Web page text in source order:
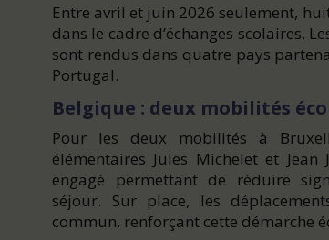
Entre avril et juin 2026 seulement,
dans le cadre d’échanges scolaires.
sont rendus dans quatre pays
Portugal.
Belgique : deux mobilités
Pour les deux mobilités à
élémentaires Jules Michelet et
engagé permettant de réduire
séjour. Sur place, les
commun, renforçant cette démarche